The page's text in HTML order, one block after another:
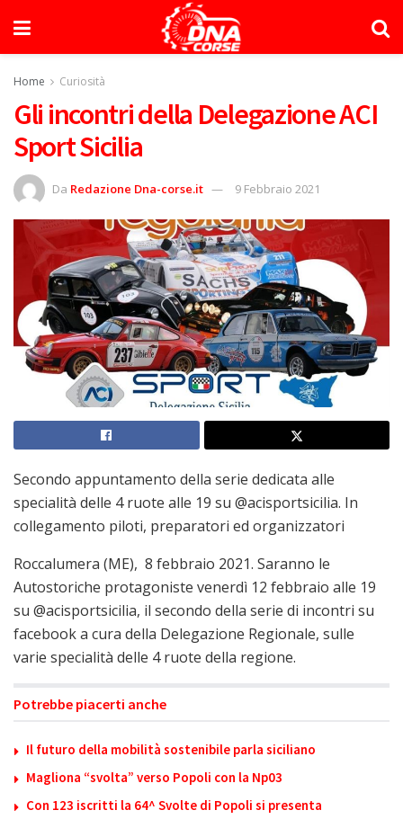
Home Curiosità
Gli incontri della Delegazione ACI
Sport Sicilia
Da Redazione Dna-corse.it 9 Febbraio 2021
Secondo appuntamento della serie dedicata alle
specialità delle 4 ruote alle 19 su @acisportsicilia. In
collegamento piloti, preparatori ed organizzatori
Roccalumera (ME), 8 febbraio 2021. Saranno le
Autostoriche protagoniste venerdì 12 febbraio alle 19
su @acisportsicilia, il secondo della serie di incontri su
facebook a cura della Delegazione Regionale, sulle
varie specialità delle 4 ruote della regione.
Potrebbe piacerti anche
Il futuro della mobilità sostenibile parla siciliano
Magliona “svolta” verso Popoli con la Np03
Con 123 iscritti la 64^ Svolte di Popoli si presenta